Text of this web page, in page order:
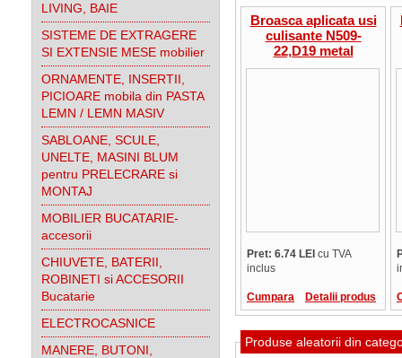
LIVING, BAIE
SISTEME DE EXTRAGERE
SI EXTENSIE MESE mobilier
ORNAMENTE, INSERTII,
PICIOARE mobila din PASTA
LEMN / LEMN MASIV
SABLOANE, SCULE,
UNELTE, MASINI BLUM
pentru PRELECRARE si
MONTAJ
MOBILIER BUCATARIE-
accesorii
CHIUVETE, BATERII,
ROBINETI si ACCESORII
Bucatarie
ELECTROCASNICE
MANERE, BUTONI,
Broasca aplicata usi
culisante N509-
22,D19 metal
Pret: 6.74 LEI cu TVA
inclus
Cumpara Detalii produs
Produse aleatorii din